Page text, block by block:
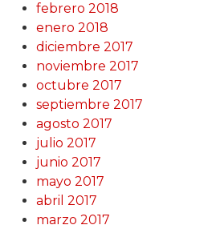
febrero 2018
enero 2018
diciembre 2017
noviembre 2017
octubre 2017
septiembre 2017
agosto 2017
julio 2017
junio 2017
mayo 2017
abril 2017
marzo 2017